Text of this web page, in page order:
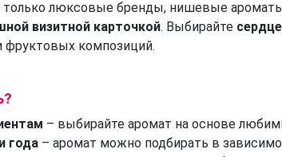
только люксовые бренды, нишевые
визитной карточкой. Выбирайте
фруктовых композиций.
– выбирайте аромат на основе
года – аромат можно подбирать в